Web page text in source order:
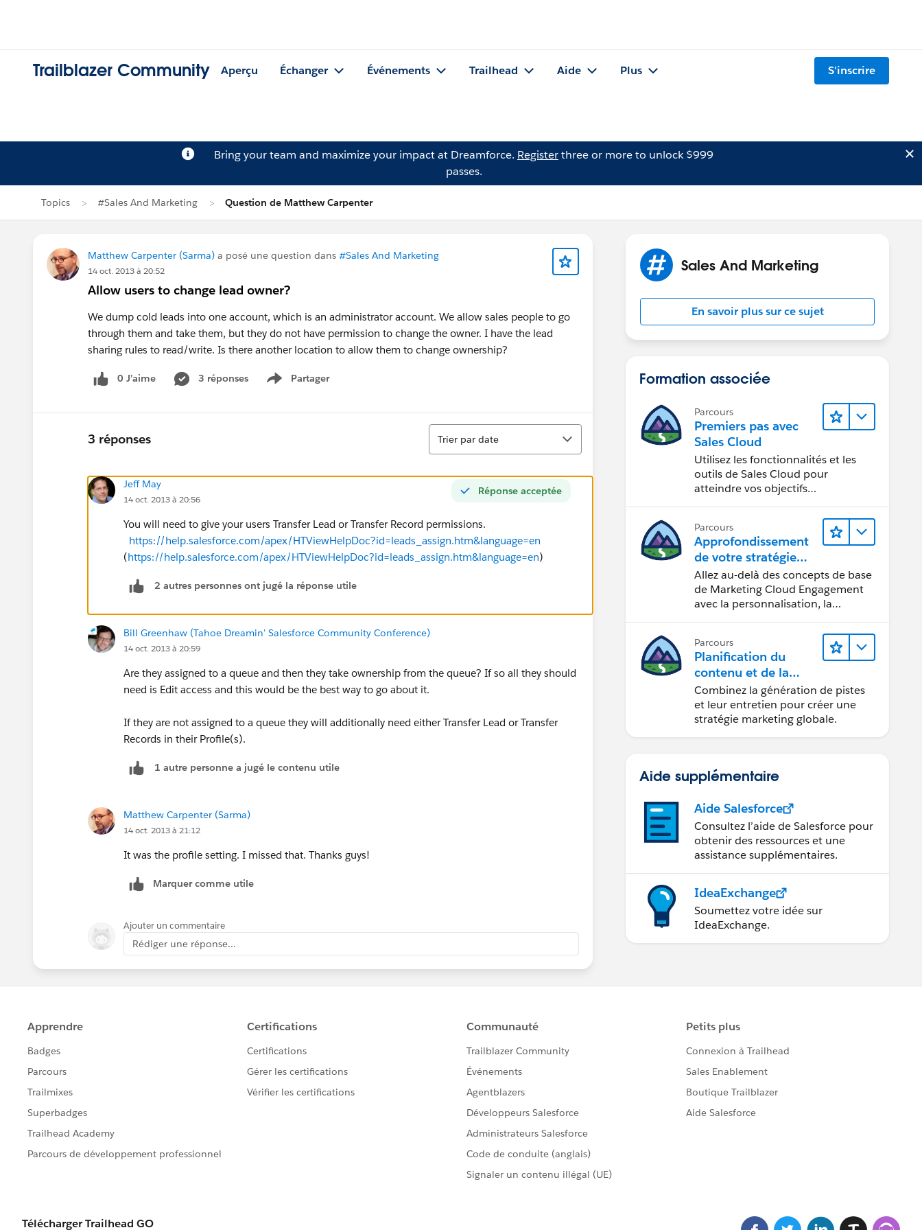
Trailblazer Community Aperçu Échanger Événements Trailhead Aide Plus S'inscrire
Bring your team and maximize your impact at Dreamforce. Registerthree or more to unlock $999
passes.
Topics #Sales And Marketing Question de Matthew Carpenter
Matthew Carpenter (Sarma) a posé une question dans #Sales And Marketing
14 oct. 2013 à 20:52
Allow users to change lead owner?
We dump cold leads into one account, which is an administrator account. We allow sales people to go
through them and take them, but they do not have permission to change the owner. I have the lead
sharing rules to read/write. Is there another location to allow them to change ownership?
0 J’aime 3 réponses Partager
Show menu
3 réponses
Tri
Trier par date
Réponse acceptée
Jeff May
14 oct. 2013 à 20:56
You will need to give your users Transfer Lead or Transfer Record permissions.
https://help.salesforce.com/apex/HTViewHelpDoc?id=leads_assign.htm&language=en
(https://help.salesforce.com/apex/HTViewHelpDoc?id=leads_assign.htm&language=en)
2 autres personnes ont jugé la réponse utile
Bill Greenhaw (Tahoe Dreamin' Salesforce Community Conference)
14 oct. 2013 à 20:59
Are they assigned to a queue and then they take ownership from the queue? If so all they should
need is Edit access and this would be the best way to go about it.
If they are not assigned to a queue they will additionally need either Transfer Lead or Transfer
Records in their Profile(s).
1 autre personne a jugé le contenu utile
Matthew Carpenter (Sarma)
14 oct. 2013 à 21:12
It was the profile setting. I missed that. Thanks guys!
Marquer comme utile
Ajouter un commentaire
Rédiger une réponse...
Sales And Marketing
En savoir plus sur ce sujet
Formation associée
Parcours
Premiers pas avec
Sales Cloud
Utilisez les fonctionnalités et les
outils de Sales Cloud pour
atteindre vos objectifs
Parcours
Approfondissement
de votre stratégie
marketing
Allez au-delà des concepts de base
de Marketing Cloud Engagement
avec la personnalisation, la
Parcours
Planification du
contenu et de la
stratégie marketing
avec
Marketing Cloud
Account Engagemen
Combinez la génération de pistes
et leur entretien pour créer une
stratégie marketing globale.
Aide supplémentaire
Aide Salesforce
Consultez l’aide de Salesforce pour
obtenir des ressources et une
assistance supplémentaires.
IdeaExchange
Soumettez votre idée sur
IdeaExchange.